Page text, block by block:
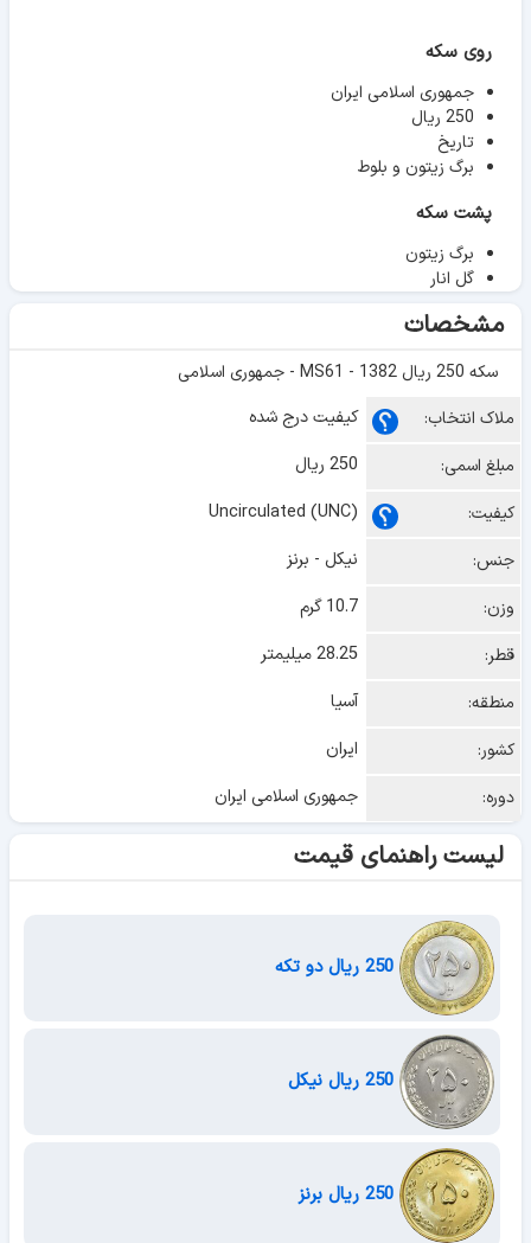
روی سکه
جمهوری اسلامی ایران
250 ریال
تاریخ
برگ زیتون و بلوط
پشت سکه
برگ زیتون
گل انار
مشخصات
سکه 250 ریال 1382 - MS61 - جمهوری اسلامی
ملاک انتخاب:
کیفیت درج شده
مبلغ اسمی:
250 ریال
کیفیت:
Uncirculated (UNC)
جنس:
نیکل - برنز
وزن:
10.7 گرم
قطر:
28.25 میلیمتر
منطقه:
آسیا
کشور:
ایران
دوره:
جمهوری اسلامی ایران
لیست راهنمای قیمت